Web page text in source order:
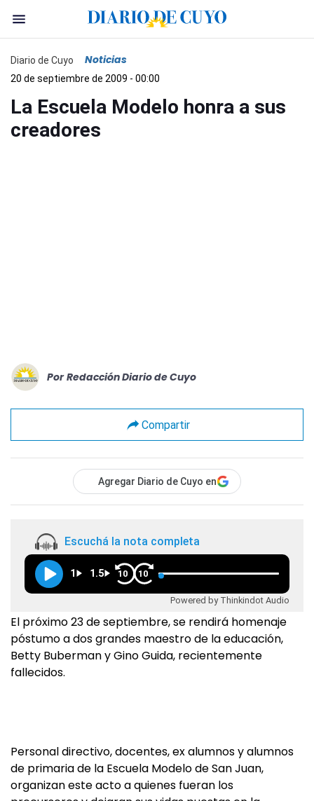
Diario de Cuyo Noticias
20 de septiembre de 2009 - 00:00
La Escuela Modelo honra a sus
creadores
Por Redacción Diario de Cuyo
Compartir
Agregar Diario de Cuyo en
Escuchá la nota completa
1 1.5 10 10
Powered by Thinkindot Audio
El próximo 23 de septiembre, se rendirá homenaje
póstumo a dos grandes maestro de la educación,
Betty Buberman y Gino Guida, recientemente
fallecidos.
Personal directivo, docentes, ex alumnos y alumnos
de primaria de la Escuela Modelo de San Juan,
organizan este acto a quienes fueran los